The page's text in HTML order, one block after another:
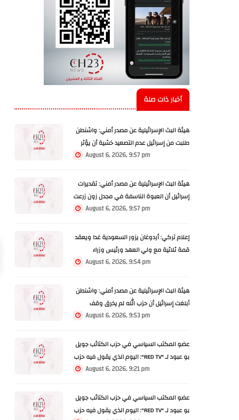
أخبار ذات صلة
هيئة البث الإسرائيلية عن مصدر أمني: واشنطن
طلبت من إسرائيل عدم التصعيد خشية أن يؤثر
ذلك على مفاوضات روماAugust 6, 2026, 9:57 pm
هيئة البث الإسرائيلية عن مصدر أمني: تقديرات
إسرائيل أن العبوة الناسفة في مجدل زون زرعت
قبل وقف إطلاق النارAugust 6, 2026, 9:57 pm
إعلام تركي: أردوغان يزور السعودية غدا ويعقد
قمة ثلاثية مع ولي العهد ورئيس وزراء
August 6, 2026, 9:54 pm
هيئة البث الإسرائيلية عن مصدر أمني: واشنطن
أبلغت إسرائيل أن حزب الله لم يخرق وقف
إطلاق النار أمس في مجدل زون
August 6, 2026, 9:53 pm
عضو المكتب السياسي في حزب الكتائب جويل
بو عبود لـ "RED TV": اليوم الذي يقول فيه حزب
الله إنه يقبل بتسليم سلاحه عندها يمكن أن
غير مقبول
August 6, 2026, 9:21 pm
عضو المكتب السياسي في حزب الكتائب جويل
بو عبود لـ "RED TV": اليوم الذي يقول فيه حزب